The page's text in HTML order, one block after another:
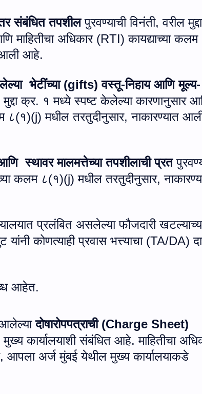
संबंधित तपशीलपुरवण्याची विनंती,वरील मुद्दा
माहितीचा अधिकार (RTI)कायद्याच्या कलम
आली आहे.
भेटींच्या (gifts)वस्तू-निहाय आणि मूल्य-
मुद्दा क्र. १ मध्ये स्पष्ट केलेल्या कारणानुसार
८(१)(j)मधील तरतुदीनुसार,नाकारण्यात
स्थावर मालमत्तेच्या तपशीलाची प्रत
कलम ८(१)(j)मधील तरतुदीनुसार,
प्रलंबित असलेल्या फौजदारी
यांनी कोणत्याही प्रवास भत्त्याचा (TA/DA)
आहेत.
आलेल्यादोषारोपपत्राची (Charge Sheet)
कार्यालयाशी संबंधित आहे. माहितीचा
, आपला अर्ज मुंबई येथील मुख्य कार्यालयाकडे